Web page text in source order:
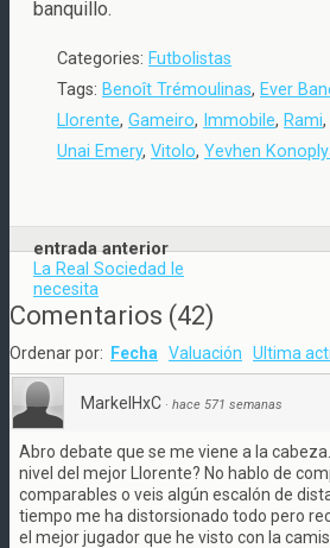
banquillo.
Categories: Futbolistas
Tags: Benoît Trémoulinas, Ever
Llorente, Gameiro, Immobile, Rami,
Unai Emery, Vitolo, Yevhen
entrada anterior
La Real Sociedad le
necesita
Comentarios (42)
Ordenar por: Fecha Valuación Ultima
MarkelHxC · hace 571 semanas
Abro debate que se me viene a la
nivel del mejor Llorente? No hablo de
comparables o veis algún escalón de
tiempo me ha distorsionado todo pero
el mejor jugador que he visto con la